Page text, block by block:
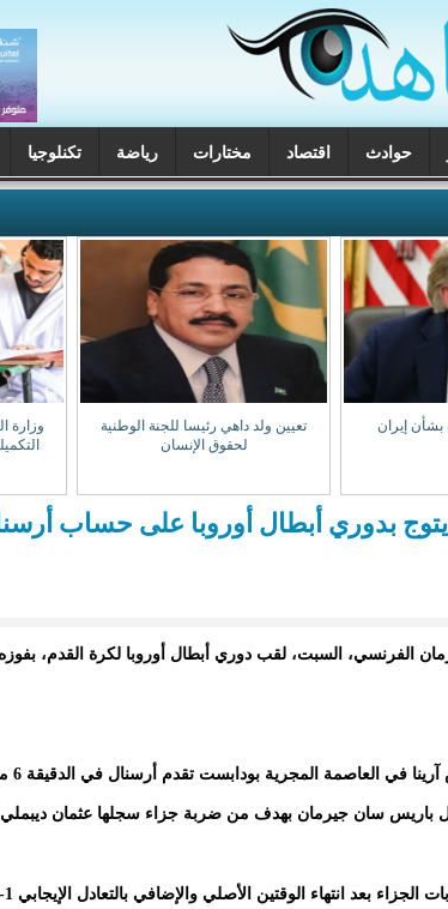
حوادث اقتصاد مختارات رياضة تكنلوجيا
بشأن إيران
تعيين ولد داهي رئيسا للجنة الوطنية
لحقوق الإنسان
وزارة
بدوري أبطال أوروبا على حساب
الفرنسي، السبت، لقب دوري أبطال أوروبا لكرة القدم،
سان جيرمان بهدف من ضربة جزاء سجلها عثمان ديبملي في الدقيقة 65